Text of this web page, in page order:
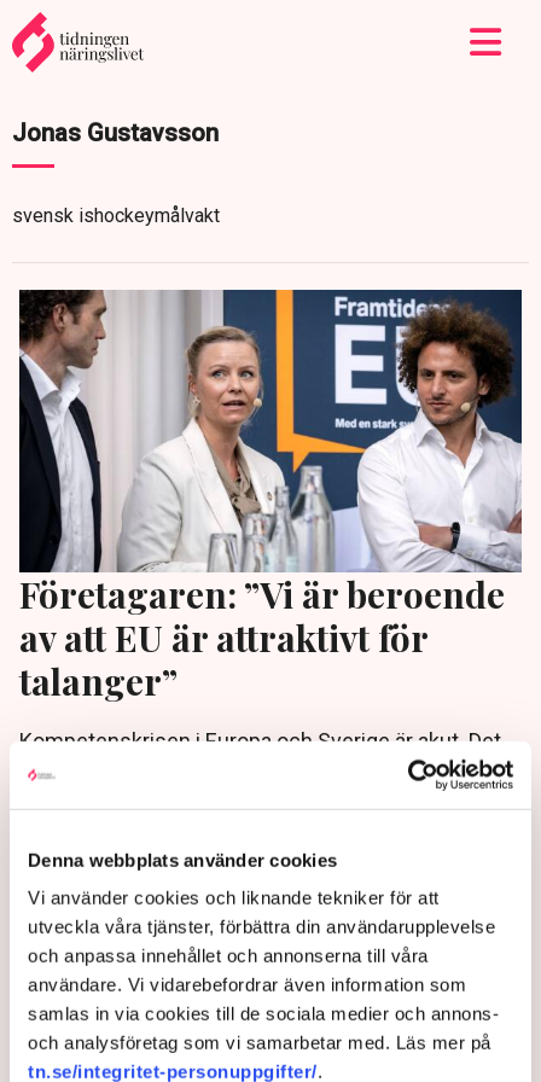
Denna webbplats använder cookies
Vi använder cookies och liknande tekniker för att
utveckla våra tjänster, förbättra din användarupplevelse
och anpassa innehållet och annonserna till våra
användare. Vi vidarebefordrar även information som
samlas in via cookies till de sociala medier och annons-
och analysföretag som vi samarbetar med. Läs mer på
tn.se/integritet-personuppgifter/.
Jonas Gustavsson
svensk ishockeymålvakt
Företagaren: ”Vi är beroende
av att EU är attraktivt för
talanger”
Kompetenskrisen i Europa och Sverige är akut. Det
stod klart när politiker och företagare möttes i
för att vi som företag ska kunna ta uppdrag i andra
länder”, sa företagaren Sara Lindmark.
2 years ago | Av: Johanna Allhorn